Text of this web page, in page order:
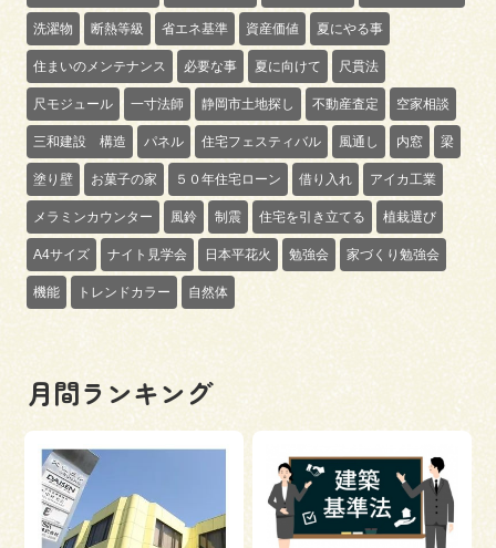
洗濯物 断熱等級 省エネ基準 資産価値 夏にやる事
住まいのメンテナンス 必要な事 夏に向けて 尺貫法
尺モジュール 一寸法師 静岡市土地探し 不動産査定 空家相談
三和建設 構造 パネル 住宅フェスティバル 風通し 内窓 梁
塗り壁 お菓子の家 ５０年住宅ローン 借り入れ アイカ工業
メラミンカウンター 風鈴 制震 住宅を引き立てる 植栽選び
A4サイズ ナイト見学会 日本平花火 勉強会 家づくり勉強会
機能 トレンドカラー 自然体
月間ランキング